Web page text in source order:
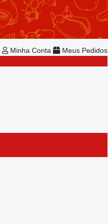
Repetir Pedido
Minha Conta
Bem-vindo!Já é cadastrado?
Minha Conta
Meus Pedidos